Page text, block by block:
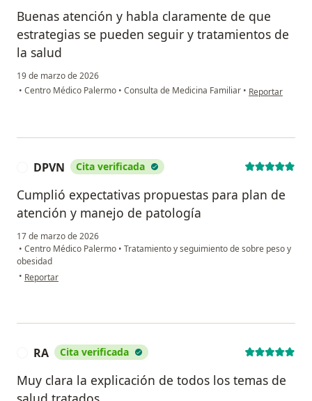
Buenas atención y habla claramente de que
estrategias se pueden seguir y tratamientos de
la salud
19 de marzo de 2026
• Centro Médico Palermo • Consulta de Medicina Familiar • en opinión del
Reportar
DPVN Cita verificada
Cumplió expectativas propuestas para plan de
atención y manejo de patología
17 de marzo de 2026
• Centro Médico Palermo • Tratamiento y seguimiento de sobre peso y
obesidad
• en opinión del usuario DPVN
Reportar
RA Cita verificada
Muy clara la explicación de todos los temas de